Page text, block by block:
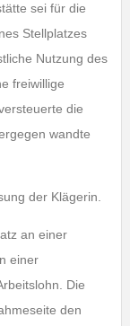
sei für die
Stellplatzes
Nutzung des
freiwillige
die
wandte
der Klägerin.
an einer
einer
Die
den